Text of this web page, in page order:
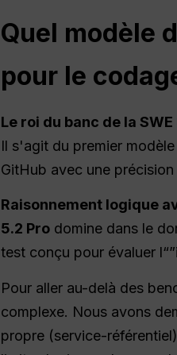
Quel modèle
pour le
Le roi du banc de la SWE
Il s'agit du premier
GitHub avec une
Raisonnement logique
5.2 Pro domine dans le
test conçu pour évaluer
Pour aller au-delà des
complexe. Nous avons
propre (service-